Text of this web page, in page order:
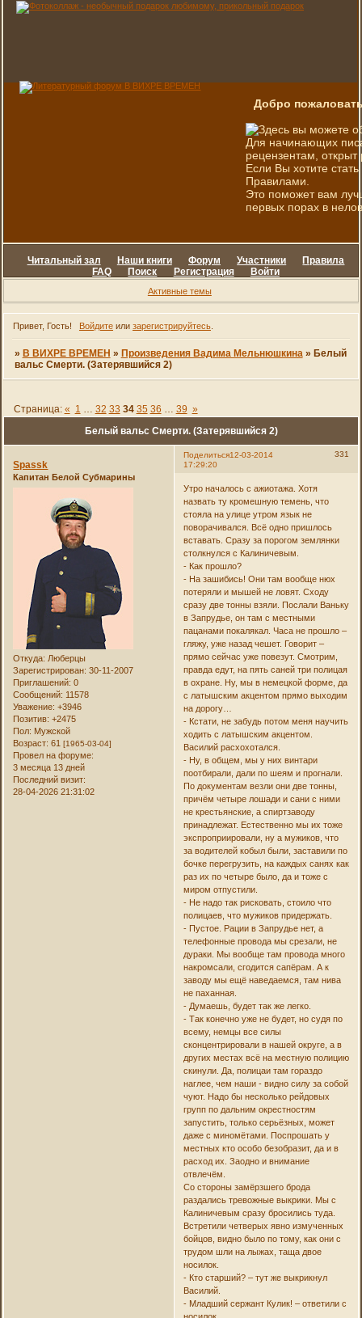
Добро
Здесь вы можете
Для начинающих
рецензентам, открыт
Если Вы хотите
Правилами.
Это поможет вам
первых порах в
Читальный зал Наши книги Форум Участники
Правила
FAQ
Поиск Регистрация Войти
Активные темы
Привет, Гость! Войдитеили зарегистрируйтесь.
» В ВИХРЕ ВРЕМЕН » Произведения Вадима Мельнюшкина » Белый
вальс Смерти. (Затерявшийся 2)
Белый вальс Смерти. (Затерявшийся 2)
Страница: « 1 … 32 33 34 35 36 … 39 »
Поделиться 331
12-03-2014
17:29:20
Spassk
Капитан Белой Субмарины
Откуда: Люберцы
Зарегистрирован: 30-11-2007
Приглашений: 0
Сообщений: 11578
Уважение: +3946
Позитив: +2475
Пол: Мужской
Возраст: 61[1965-03-04]
Провел на форуме:
3 месяца 13 дней
Последний визит:
28-04-2026 21:31:02
Утро началось с ажиотажа. Хотя
назвать ту кромешную темень, что
стояла на улице утром язык не
поворачивался. Всё одно пришлось
вставать. Сразу за порогом землянки
столкнулся с Калиничевым.
- Как прошло?
- На зашибись! Они там вообще нюх
потеряли и мышей не ловят. Сходу
сразу две тонны взяли. Послали Ваньку
в Запрудье, он там с местными
пацанами покалякал. Часа не прошло –
гляжу, уже назад чешет. Говорит –
прямо сейчас уже повезут. Смотрим,
правда едут, на пять саней три полицая
в охране. Ну, мы в немецкой форме, да
с латышским акцентом прямо выходим
на дорогу…
- Кстати, не забудь потом меня научить
ходить с латышским акцентом.
Василий расхохотался.
- Ну, в общем, мы у них винтари
поотбирали, дали по шеям и прогнали.
По документам везли они две тонны,
причём четыре лошади и сани с ними
не крестьянские, а спиртзаводу
принадлежат. Естественно мы их тоже
экспроприировали, ну а мужиков, что
за водителей кобыл были, заставили по
бочке перегрузить, на каждых санях как
раз их по четыре было, да и тоже с
миром отпустили.
- Не надо так рисковать, стоило что
полицаев, что мужиков придержать.
- Пустое. Рации в Запрудье нет, а
телефонные провода мы срезали, не
дураки. Мы вообще там провода много
накромсали, сгодится сапёрам. А к
заводу мы ещё наведаемся, там нива
не паханная.
- Думаешь, будет так же легко.
- Так конечно уже не будет, но судя по
всему, немцы все силы
сконцентрировали в нашей округе, а в
других местах всё на местную полицию
скинули. Да, полицаи там гораздо
наглее, чем наши - видно силу за собой
чуют. Надо бы несколько рейдовых
групп по дальним окрестностям
запустить, только серьёзных, может
даже с миномётами. Поспрошать у
местных кто особо безобразит, да и в
расход их. Заодно и внимание
отвлечём.
Со стороны замёрзшего брода
раздались тревожные выкрики. Мы с
Калиничевым сразу бросились туда.
Встретили четверых явно измученных
бойцов, видно было по тому, как они с
трудом шли на лыжах, таща двое
носилок.
- Кто старший? – тут же выкрикнул
Василий.
- Младший сержант Кулик! – ответили с